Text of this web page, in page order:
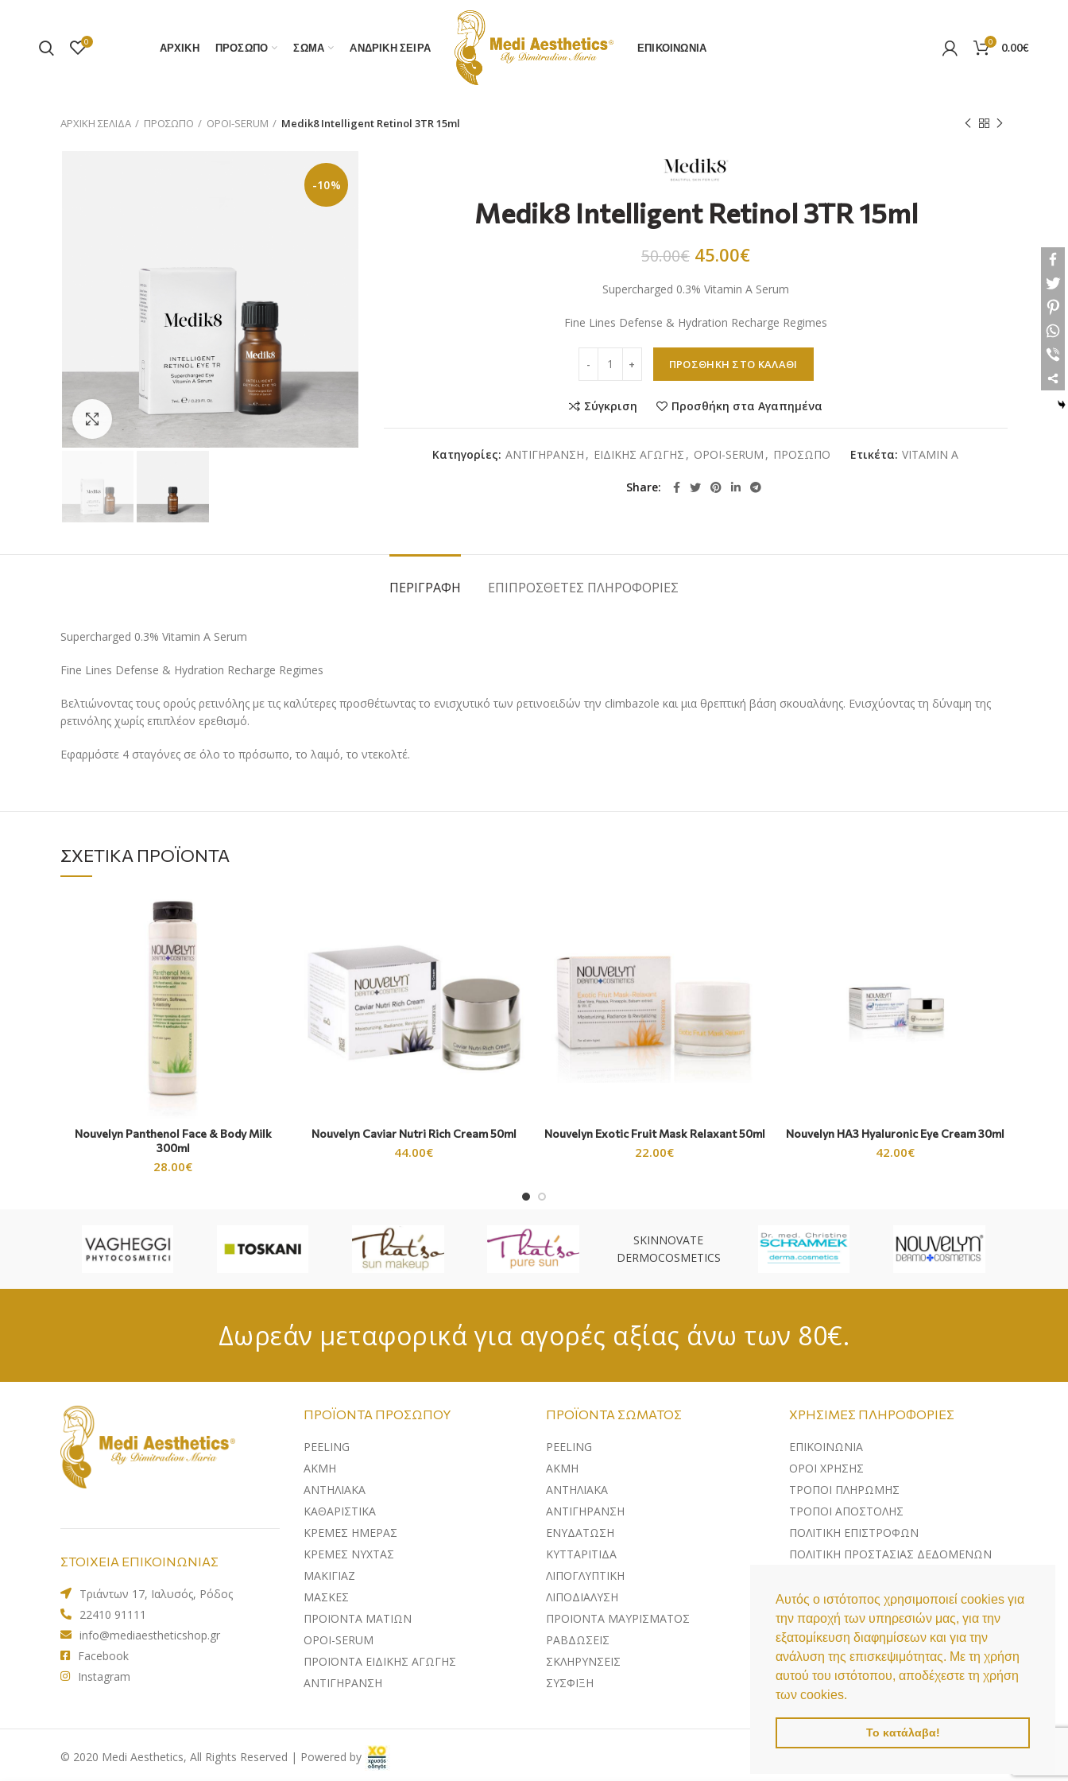
Αυτός ο ιστότοπος χρησιμοποιεί cookies για
την παροχή των υπηρεσιών μας, για την
εξατομίκευση διαφημίσεων και για την
ανάλυση της επισκεψιμότητας. Με τη χρήση
αυτού του ιστότοπου, αποδέχεστε τη χρήση
των cookies.
Το κατάλαβα!
0 ΑΡΧΙΚΗ ΠΡΟΣΩΠΟ ΣΩΜΑ AΝΔΡΙΚΗ ΣΕΙΡΑ ΕΠΙΚΟΙΝΩΝΙΑ 0 0.00€
ΑΡΧΙΚΉ ΣΕΛΊΔΑ ΠΡΟΣΩΠΟ ΟΡΟΙ-SERUM Medik8 Intelligent Retinol 3TR 15ml
-10%
Προβολή
Medik8 Intelligent Retinol 3TR 15ml
50.00€ 45.00€
Supercharged 0.3% Vitamin A Serum
Fine Lines Defense & Hydration Recharge Regimes
ΠΡΟΣΘΉΚΗ ΣΤΟ ΚΑΛΆΘΙ
Σύγκριση Προσθήκη στα Αγαπημένα
Κατηγορίες: ΑΝΤΙΓΗΡΑΝΣΗ , ΕΙΔΙΚΗΣ ΑΓΩΓΗΣ , ΟΡΟΙ-SERUM , ΠΡΟΣΩΠΟ Ετικέτα: VITAMIN A
Share
ΠΕΡΙΓΡΑΦΉ ΕΠΙΠΡΌΣΘΕΤΕΣ ΠΛΗΡΟΦΟΡΊΕΣ
Supercharged 0.3% Vitamin A Serum
Fine Lines Defense & Hydration Recharge Regimes
Βελτιώνοντας τους ορούς ρετινόλης με τις καλύτερες προσθέτωντας το ενισχυτικό των ρετινοειδών την climbazole και μια θρεπτική βάση σκουαλάνης. Ενισχύοντας τη δύναμη της
ρετινόλης χωρίς επιπλέον ερεθισμό.
Εφαρμόστε 4 σταγόνες σε όλο το πρόσωπο, το λαιμό, το ντεκολτέ.
ΣΧΕΤΙΚΆ ΠΡΟΪΌΝΤΑ
Nouvelyn Panthenol Face & Body Milk
300ml
28.00€
Nouvelyn Caviar Nutri Rich Cream 50ml
44.00€
Nouvelyn Exotic Fruit Mask Relaxant 50ml
22.00€
Nouvelyn HA3 Hyaluronic Eye Cream 30ml
42.00€
SKINNOVATE
DERMOCOSMETICS
Δωρεάν μεταφορικά για αγορές αξίας άνω των 80€.
ΣΤΟΙΧΕΙΑ ΕΠΙΚΟΙΝΩΝΙΑΣ
Τριάντων 17, Ιαλυσός, Ρόδος
22410 91111
info@mediaestheticshop.gr
Facebook
Instagram
ΠΡΟΪΌΝΤΑ ΠΡΟΣΏΠΟΥ
PEELING
ΑΚΜΗ
ΑΝΤΗΛΙΑΚA
ΚΑΘΑΡΙΣΤΙΚΑ
ΚΡΕΜΕΣ ΗΜΕΡΑΣ
ΚΡΕΜΕΣ ΝΥΧΤΑΣ
ΜΑΚΙΓΙΑΖ
ΜΑΣΚΕΣ
ΠΡΟΪΟΝΤΑ ΜΑΤΙΩΝ
ΟΡΟΙ-SERUM
ΠΡΟΪΟΝΤΑ ΕΙΔΙΚΗΣ ΑΓΩΓΗΣ
ΑΝΤΙΓΗΡΑΝΣΗ
ΠΡΟΪΌΝΤΑ ΣΏΜΑΤΟΣ
PEELING
ΑΚΜΗ
ΑΝΤΗΛΙΑΚΑ
ΑΝΤΙΓΗΡΑΝΣΗ
ΕΝΥΔΑΤΩΣΗ
ΚΥΤΤΑΡΙΤΙΔΑ
ΛΙΠΟΓΛΥΠΤΙΚΗ
ΛΙΠΟΔΙΑΛΥΣΗ
ΠΡΟΪΟΝΤΑ ΜΑΥΡΙΣΜΑΤΟΣ
ΡΑΒΔΩΣΕΙΣ
ΣΚΛΗΡΥΝΣΕΙΣ
ΣΥΣΦΙΞΗ
ΧΡΉΣΙΜΕΣ ΠΛΗΡΟΦΟΡΊΕΣ
ΕΠΙΚΟΙΝΩΝΊΑ
ΌΡΟΙ ΧΡΉΣΗΣ
ΤΡΌΠΟΙ ΠΛΗΡΩΜΉΣ
ΤΡΌΠΟΙ ΑΠΟΣΤΟΛΉΣ
ΠΟΛΙΤΙΚΉ ΕΠΙΣΤΡΟΦΏΝ
ΠΟΛΙΤΙΚΉ ΠΡΟΣΤΑΣΊΑΣ ΔΕΔΟΜΈΝΩΝ
© 2020 Medi Aesthetics, All Rights Reserved | Powered by